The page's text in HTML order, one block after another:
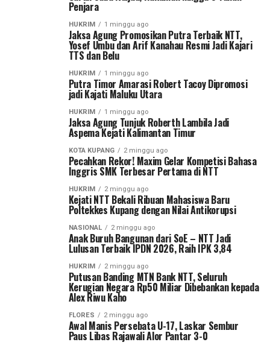
Penjara
HUKRIM 1 minggu ago
Jaksa Agung Promosikan Putra Terbaik NTT,
Yosef Umbu dan Arif Kanahau Resmi Jadi Kajari
TTS dan Belu
HUKRIM 1 minggu ago
Putra Timor Amarasi Robert Tacoy Dipromosi
jadi Kajati Maluku Utara
HUKRIM 1 minggu ago
Jaksa Agung Tunjuk Roberth Lambila Jadi
Aspema Kejati Kalimantan Timur
KOTA KUPANG 2 minggu ago
Pecahkan Rekor! Maxim Gelar Kompetisi Bahasa
Inggris SMK Terbesar Pertama di NTT
HUKRIM 2 minggu ago
Kejati NTT Bekali Ribuan Mahasiswa Baru
Poltekkes Kupang dengan Nilai Antikorupsi
NASIONAL 2 minggu ago
Anak Buruh Bangunan dari SoE – NTT Jadi
Lulusan Terbaik IPDN 2026, Raih IPK 3,84
HUKRIM 2 minggu ago
Putusan Banding MTN Bank NTT, Seluruh
Kerugian Negara Rp50 Miliar Dibebankan kepada
Alex Riwu Kaho
FLORES 2 minggu ago
Awal Manis Persebata U-17, Laskar Sembur
Paus Libas Rajawali Alor Pantar 3-0